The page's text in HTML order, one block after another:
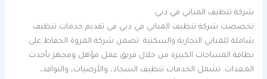
شركة تنظيف المباني في دبي
تخصصت شركة تنظيف المباني في دبي في تقديم خدمات تنظيف
شاملة للمباني التجارية والسكنية. تضمن شركة المروة الحفاظ على
نظافة المساحات الكبيرة من خلال فريق عمل مؤهل ومجهز بأحدث
المعدات. تشمل الخدمات تنظيف السجاد، والأرضيات، والنوافذ،